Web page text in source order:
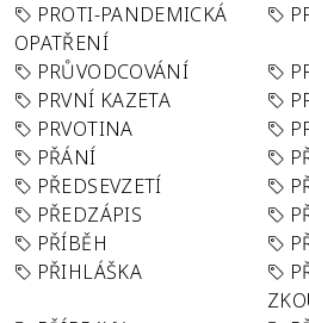
PROTI-PANDEMICKÁ
OPATŘENÍ
PRŮVODCOVÁNÍ
PRVNÍ KAZETA
PRVOTINA
PŘÁNÍ
PŘEDSEVZETÍ
PŘEDZÁPIS
PŘÍBĚH
PŘIHLÁŠKA